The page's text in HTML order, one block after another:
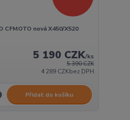
CFMOTO nová X450/X520
5 390 CZK
5 190 CZK/ks
4 289 CZKbez DPH
Přidat do košíku